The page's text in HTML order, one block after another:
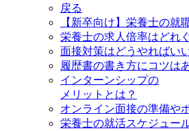
戻る
【新卒向け】栄養士の就
栄養士の求人倍率はどれ
面接対策はどうやればい
履歴書の書き方にコツは
インターンシップの
メリットとは？
オンライン面接の準備や
栄養士の就活スケジュー